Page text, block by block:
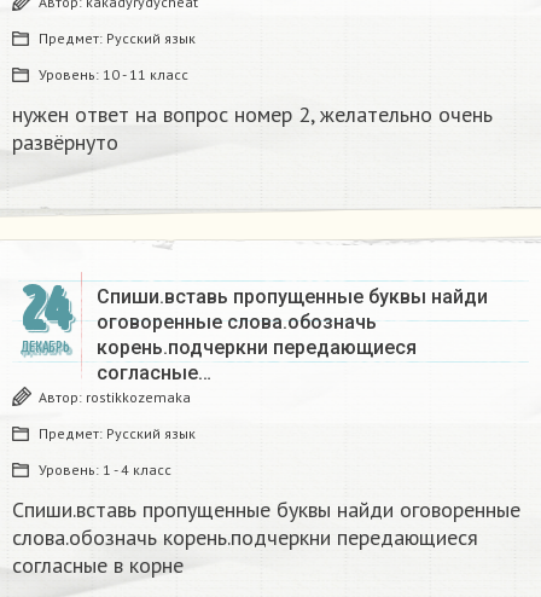
Предмет: Русский язык
Уровень: 10 - 11 класс
нужен ответ на вопрос номер 2, желательно очень
развёрнуто
24
ДЕКАБРЬ
Спиши.вставь пропущенные буквы найди
оговоренные слова.обозначь
корень.подчеркни передающиеся
согласные…
Автор: rostikkozemaka
Предмет: Русский язык
Уровень: 1 - 4 класс
Спиши.вставь пропущенные буквы найди оговоренные
слова.обозначь корень.подчеркни передающиеся
согласные в корне